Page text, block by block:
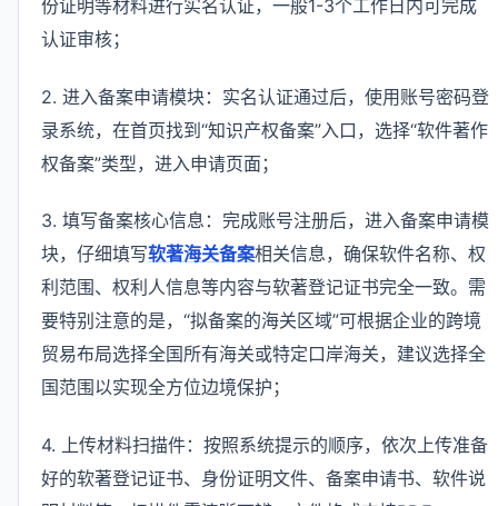
份证明等材料进行实名认证，一般1-3个工作日内可完成
认证审核；
2. 进入备案申请模块：实名认证通过后，使用账号密码登
录系统，在首页找到“知识产权备案”入口，选择“软件著作
权备案”类型，进入申请页面；
3. 填写备案核心信息：完成账号注册后，进入备案申请模
块，仔细填写软著海关备案相关信息，确保软件名称、权
利范围、权利人信息等内容与软著登记证书完全一致。需
要特别注意的是，“拟备案的海关区域”可根据企业的跨境
贸易布局选择全国所有海关或特定口岸海关，建议选择全
国范围以实现全方位边境保护；
4. 上传材料扫描件：按照系统提示的顺序，依次上传准备
好的软著登记证书、身份证明文件、备案申请书、软件说